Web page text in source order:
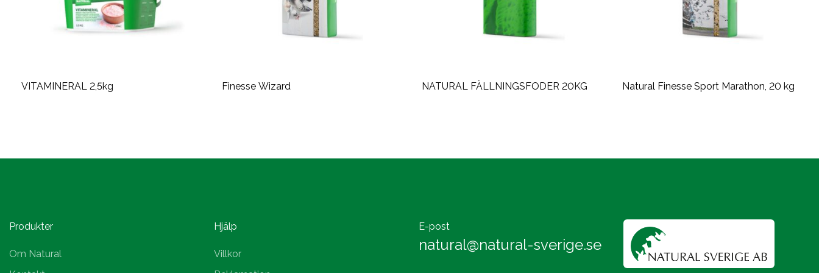
VITAMINERAL 2,5kg Finesse Wizard NATURAL FÄLLNINGSFODER 20KG Natural Finesse Sport Marathon, 20 kg
Produkter
Om Natural
Hjälp
Villkor
E-post
natural@natural-sverige.se